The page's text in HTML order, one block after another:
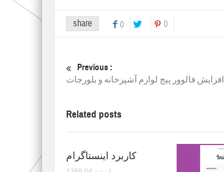
share 0 0
Previous :
افزایش فالوور پیج لوازم آشپزخانه و بلورجات
Related posts
کاربرد اینستاگرام